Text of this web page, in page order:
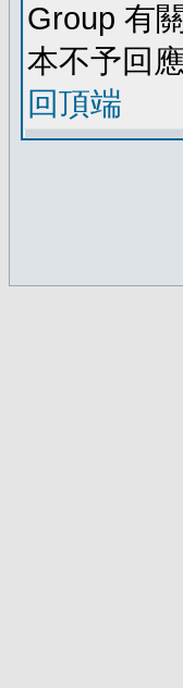
Group 有
本不予回
回頂端